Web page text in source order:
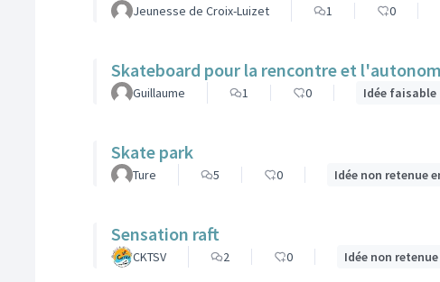
Jeunesse de Croix-Luizet 1 0
Skateboard pour la rencontre et
Guillaume 1 0 Idée faisable
Skate park
Ture 5 0 Idée non retenue
Sensation raft
CKTSV 2 0 Idée non